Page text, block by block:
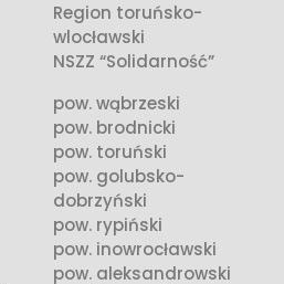
Region toruńsko-
wlocławski
NSZZ “Solidarność”
pow. wąbrzeski
pow. brodnicki
pow. toruński
pow. golubsko-
dobrzyński
pow. rypiński
pow. inowrocławski
pow. aleksandrowski